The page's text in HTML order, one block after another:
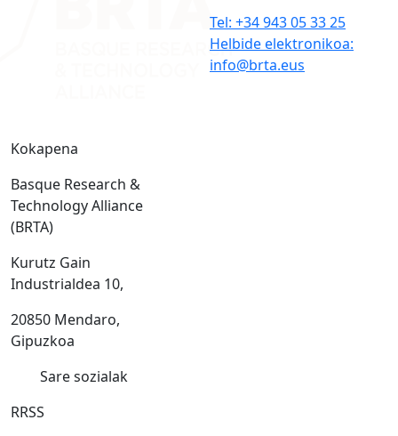
Kokapena
Basque Research &
Technology Alliance
(BRTA)
Kurutz Gain
Industrialdea 10,
20850 Mendaro,
Gipuzkoa
Tel: +34 943 05 33 25
Helbide elektronikoa:
info@brta.eus
Sare sozialak
RRSS